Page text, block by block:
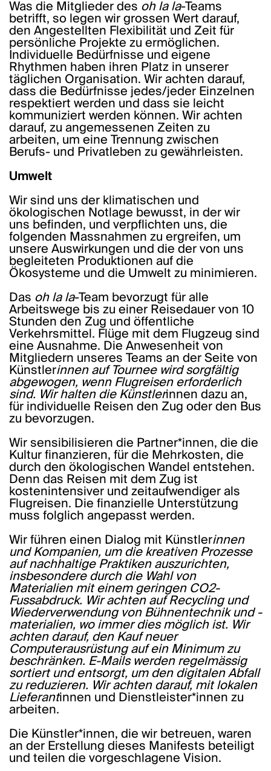
Was die Mitglieder des oh la la-Teams
betrifft, so legen wir grossen Wert darauf,
den Angestellten Flexibilität und Zeit für
persönliche Projekte zu ermöglichen.
Individuelle Bedürfnisse und eigene
Rhythmen haben ihren Platz in unserer
täglichen Organisation. Wir achten darauf,
dass die Bedürfnisse jedes/jeder Einzelnen
respektiert werden und dass sie leicht
kommuniziert werden können. Wir achten
darauf, zu angemessenen Zeiten zu
arbeiten, um eine Trennung zwischen
Berufs- und Privatleben zu gewährleisten.
Umwelt
Wir sind uns der klimatischen und
ökologischen Notlage bewusst, in der wir
uns befinden, und verpflichten uns, die
folgenden Massnahmen zu ergreifen, um
unsere Auswirkungen und die der von uns
begleiteten Produktionen auf die
Ökosysteme und die Umwelt zu minimieren.
Das oh la la-Team bevorzugt für alle
Arbeitswege bis zu einer Reisedauer von 10
Stunden den Zug und öffentliche
Verkehrsmittel. Flüge mit dem Flugzeug sind
eine Ausnahme. Die Anwesenheit von
Mitgliedern unseres Teams an der Seite von
Künstlerinnen auf Tournee wird sorgfältig
abgewogen, wenn Flugreisen erforderlich
sind. Wir halten die Künstlerinnen dazu an,
für individuelle Reisen den Zug oder den Bus
zu bevorzugen.
Wir sensibilisieren die Partner*innen, die die
Kultur finanzieren, für die Mehrkosten, die
durch den ökologischen Wandel entstehen.
Denn das Reisen mit dem Zug ist
kostenintensiver und zeitaufwendiger als
Flugreisen. Die finanzielle Unterstützung
muss folglich angepasst werden.
Wir führen einen Dialog mit Künstlerinnen
und Kompanien, um die kreativen Prozesse
auf nachhaltige Praktiken auszurichten,
insbesondere durch die Wahl von
Materialien mit einem geringen CO2-
Fussabdruck. Wir achten auf Recycling und
Wiederverwendung von Bühnentechnik und -
materialien, wo immer dies möglich ist. Wir
achten darauf, den Kauf neuer
Computerausrüstung auf ein Minimum zu
beschränken. E-Mails werden regelmässig
sortiert und entsorgt, um den digitalen Abfall
zu reduzieren. Wir achten darauf, mit lokalen
Lieferantinnen und Dienstleister*innen zu
arbeiten.
Die Künstler*innen, die wir betreuen, waren
an der Erstellung dieses Manifests beteiligt
und teilen die vorgeschlagene Vision.